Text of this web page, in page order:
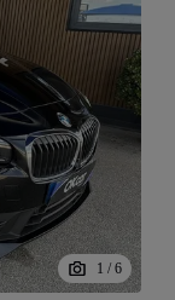
1 / 6